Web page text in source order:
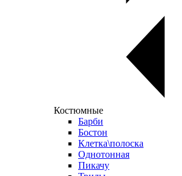
Костюмные
Барби
Бостон
Клетка\полоска
Однотонная
Пикачу